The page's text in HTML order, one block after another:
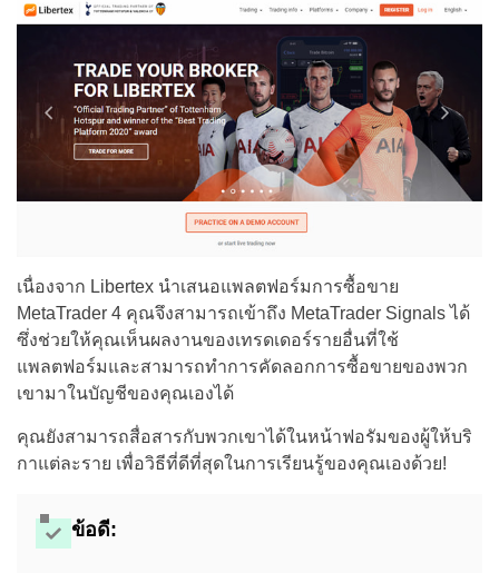
เนื่องจาก Libertex นำเสนอแพลตฟอร์มการซื้อขาย
MetaTrader 4 คุณจึงสามารถเข้าถึง MetaTrader Signals ได้
ซึ่งช่วยให้คุณเห็นผลงานของเทรดเดอร์รายอื่นที่ใช้
แพลตฟอร์มและสามารถทำการคัดลอกการซื้อขายของพวก
เขามาในบัญชีของคุณเองได้
คุณยังสามารถสื่อสารกับพวกเขาได้ในหน้าฟอรัมของผู้ให้บริ
กาแต่ละราย เพื่อวิธีที่ดีที่สุดในการเรียนรู้ของคุณเองด้วย!
ข้อดี: